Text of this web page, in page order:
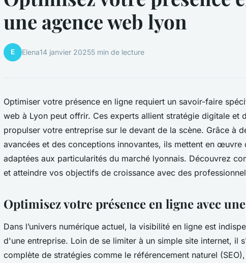
une agence web lyon
E Elena14 janvier 20255 min de lecture
Optimiser votre présence en ligne requiert un savoir-faire
web à Lyon peut offrir. Ces experts allient stratégie digitale et
propulser votre entreprise sur le devant de la scène. Grâce à
avancées et des conceptions innovantes, ils mettent en œuvre
adaptées aux particularités du marché lyonnais. Découvrez
et atteindre vos objectifs de croissance avec des
Optimisez votre présence en ligne avec
Dans l’univers numérique actuel, la visibilité en ligne est
d'une entreprise. Loin de se limiter à un simple site internet, il
complète de stratégies comme le référencement naturel